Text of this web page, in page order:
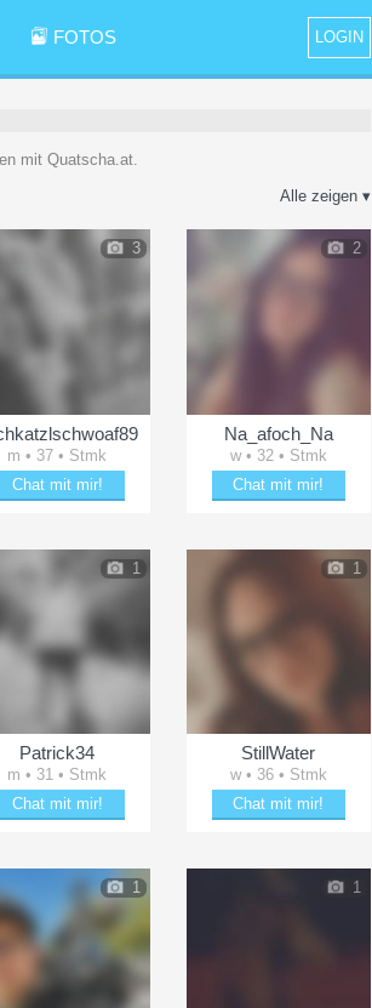
LOGIN
FOTOS
mit Quatscha.at.
Alle zeigen ▾
3
m • 37 • Stmk
Chat mit mir!
2
Na_afoch_Na
w • 32 • Stmk
Chat mit mir!
1
Patrick34
m • 31 • Stmk
Chat mit mir!
1
StillWater
w • 36 • Stmk
Chat mit mir!
1 1